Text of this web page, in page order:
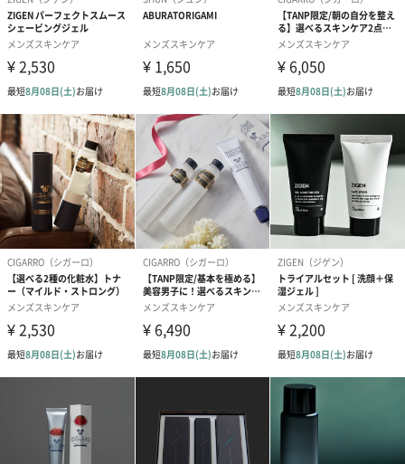
だけでなく男性にとっても欠かすことのできない大切なことなの
です。
BULK HOMMEを象徴する洗顔料、化粧水、乳液のパウチ容器。
ありません。
それは、安全性と安定性を実現した上で、バルク（中身）で勝負
するという私たちの意志の体現であり、アイデンティティなので
す。
BULKとは英語で「容器の中身」、HOMMEはフランス語で「男
性」を表します。
英語とフランス語。異なる言語からなるブランド名には、バルク
の研究開発を通して世界中の男性に「ベーシックスキンケア」の
答えを示し続けるという、想いと約束が込められています。
BULK HOMMEのすべての製品名につく「THE」。
そこには「これがメンズスキンケアのベーシック」である、とい
う意味が込められています。肌に本当に必要なものは何かを追い
求め、確かなエビデンス（根拠）の上に、瞬間的な使用感と長期